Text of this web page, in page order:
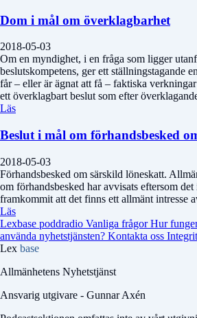
Dom i mål om överklagbarhet
2018-05-03
Om en myndighet, i en fråga som ligger
beslutskompetens, ger ett ställningstagande
får – eller är ägnat att få – faktiska
ett överklagbart beslut som efter
Läs
Beslut i mål om förhandsbesked
2018-05-03
Förhandsbesked om särskild löneskatt.
om förhandsbesked har avvisats eftersom
framkommit att det finns ett allmänt intresse
Läs
Lexbase poddradio Vanliga frågorHur
använda nyhetstjänsten? Kontakta oss
Lex base
Allmänhetens Nyhetstjänst
Ansvarig utgivare - Gunnar Axén